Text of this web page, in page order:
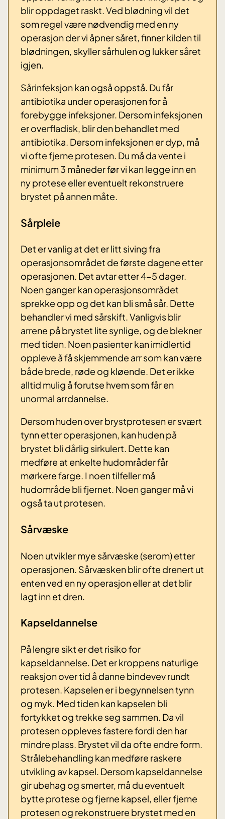
blir oppdaget raskt. Ved blødning vil det
som regel være nødvendig med en ny
operasjon der vi åpner såret, finner kilden til
blødningen, skyller sårhulen og lukker såret
igjen.
Sårinfeksjon kan også oppstå. Du får
antibiotika under operasjonen for å
forebygge infeksjoner. Dersom infeksjonen
er overfladisk, blir den behandlet med
antibiotika. Dersom infeksjonen er dyp, må
vi ofte fjerne protesen. Du må da vente i
minimum 3 måneder før vi kan legge inn en
ny protese eller eventuelt rekonstruere
brystet på annen måte.
Sårpleie
Det er vanlig at det er litt siving fra
operasjonsområdet de første dagene etter
operasjonen. Det avtar etter 4-5 dager.
Noen ganger kan operasjonsområdet
sprekke opp og det kan bli små sår. Dette
behandler vi med sårskift. Vanligvis blir
arrene på brystet lite synlige, og de blekner
med tiden. Noen pasienter kan imidlertid
oppleve å få skjemmende arr som kan være
både brede, røde og kløende. Det er ikke
alltid mulig å forutse hvem som får en
unormal arrdannelse.
Dersom huden over brystprotesen er svært
tynn etter operasjonen, kan huden på
brystet bli dårlig sirkulert. Dette kan
medføre at enkelte hudområder får
mørkere farge. I noen tilfeller må
hudområde bli fjernet. Noen ganger må vi
også ta ut protesen.
Sårvæske
Noen utvikler mye sårvæske (serom) etter
operasjonen. Sårvæsken blir ofte drenert ut
enten ved en ny operasjon eller at det blir
lagt inn et dren.
Kapseldannelse
På lengre sikt er det risiko for
kapseldannelse. Det er kroppens naturlige
reaksjon over tid å danne bindevev rundt
protesen. Kapselen er i begynnelsen tynn
og myk. Med tiden kan kapselen bli
fortykket og trekke seg sammen. Da vil
protesen oppleves fastere fordi den har
mindre plass. Brystet vil da ofte endre form.
Strålebehandling kan medføre raskere
utvikling av kapsel. Dersom kapseldannelse
gir ubehag og smerter, må du eventuelt
bytte protese og fjerne kapsel, eller fjerne
protesen og rekonstruere brystet med en